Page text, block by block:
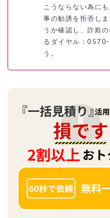
こうならない為に
事の勧誘を拒否し
うか確認し、詐欺
るダイヤル：
う。